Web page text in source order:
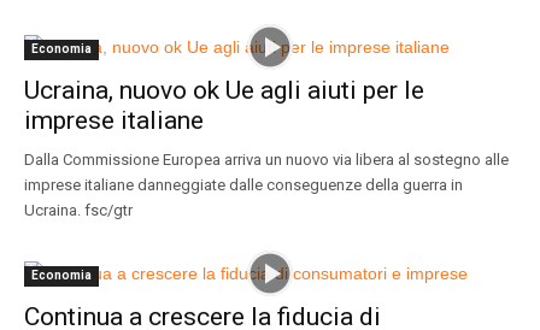
Economia
Ucraina, nuovo ok Ue agli aiuti per le
imprese italiane
Dalla Commissione Europea arriva un nuovo via libera al sostegno alle
imprese italiane danneggiate dalle conseguenze della guerra in
Ucraina. fsc/gtr
Economia
Continua a crescere la fiducia di